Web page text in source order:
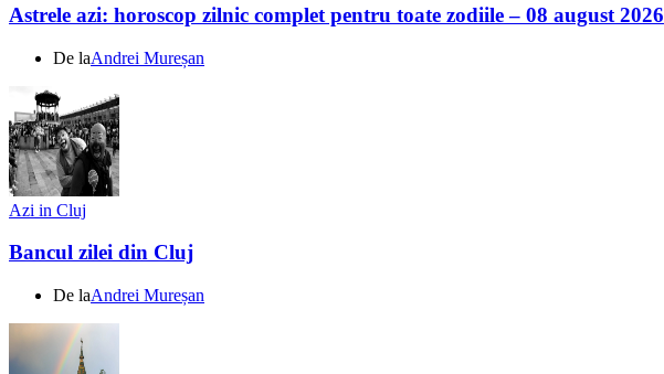
Astrele azi: horoscop zilnic complet pentru toate zodiile – 08 august 2026
De laAndrei Mureșan
Azi in Cluj
Bancul zilei din Cluj
De laAndrei Mureșan